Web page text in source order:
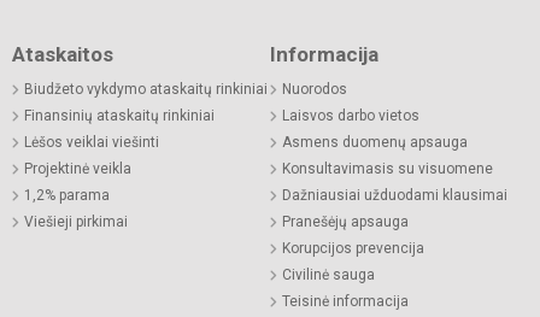
Ataskaitos
Biudžeto vykdymo ataskaitų rinkiniai
Finansinių ataskaitų rinkiniai
Lėšos veiklai viešinti
Projektinė veikla
1,2% parama
Viešieji pirkimai
Informacija
Nuorodos
Laisvos darbo vietos
Asmens duomenų apsauga
Konsultavimasis su visuomene
Dažniausiai užduodami klausimai
Pranešėjų apsauga
Korupcijos prevencija
Civilinė sauga
Teisinė informacija